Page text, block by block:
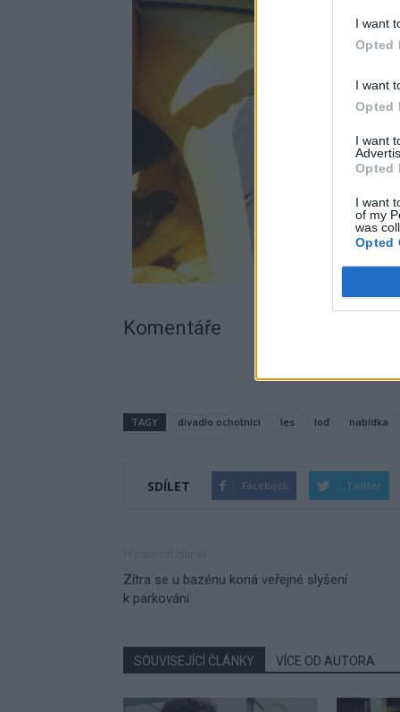
I want
Opted
I want
Opted
I want
Opted
I want
of my
was
Opted
Komentáře
TAGY divadlo ochotníci les loď nabídka
SDÍLET Facebook Twitter
Zítra se u bazénu koná veřejné slyšení
k parkování
SOUVISEJÍCÍ ČLÁNKY VÍCE OD AUTORA